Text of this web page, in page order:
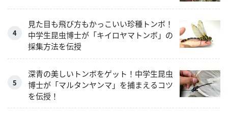
見た目も飛び方もかっこいい珍種トンボ！
中学生昆虫博士が「キイロヤマトンボ」の
採集方法を伝授
深青の美しいトンボをゲット！中学生昆虫
博士が「マルタンヤンマ」を捕まえるコツ
を伝授！